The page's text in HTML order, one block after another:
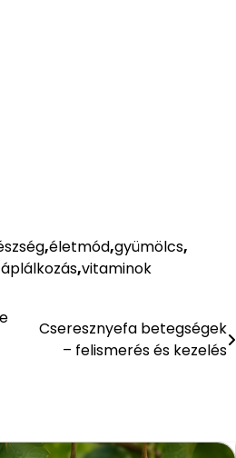
,életmód,gyümölcs,
,vitaminok
Cseresznyefa betegségek
– felismerés és kezelés